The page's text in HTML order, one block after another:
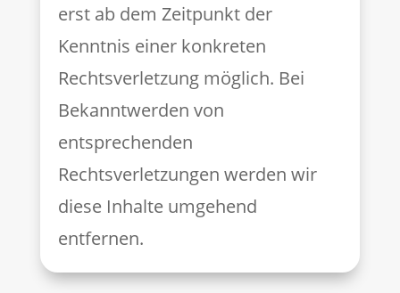
erst ab dem Zeitpunkt der
Kenntnis einer konkreten
Rechtsverletzung möglich. Bei
Bekanntwerden von
entsprechenden
Rechtsverletzungen werden wir
diese Inhalte umgehend
entfernen.